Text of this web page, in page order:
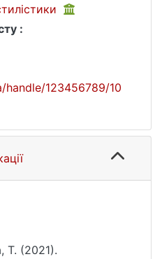
:
handle/123456789/10
Т. (2021).